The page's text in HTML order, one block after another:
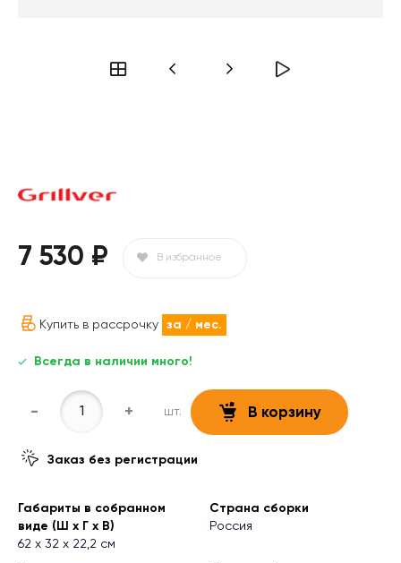
7 530 ₽ В избранное
Купить в рассрочку за / мес.
Всегда в наличии много!
- + шт. В корзину
Заказ без регистрации
Габариты в собранном
виде (Ш х Г х В)
62 х 32 х 22,2 см
Страна сборки
Россия